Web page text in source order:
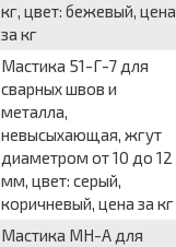
кг, цвет: бежевый, цена
за кг
Мастика 51-Г-7 для
сварных швов и
металла,
невысыхающая, жгут
диаметром от 10 до 12
мм, цвет: серый,
коричневый, цена за кг
Мастика МН-А для